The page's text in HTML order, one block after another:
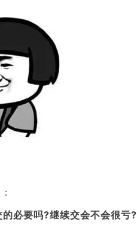
必要吗?继续交会不会很亏?